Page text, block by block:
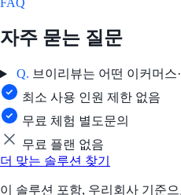
자주 묻는 질문
Q. 브이리뷰는 어떤 이커머
최소 사용 인원 제한 없음
무료 체험 별도문의
무료 플랜 없음
더 맞는 솔루션 찾기
이 솔루션 포함, 우리회사 기준